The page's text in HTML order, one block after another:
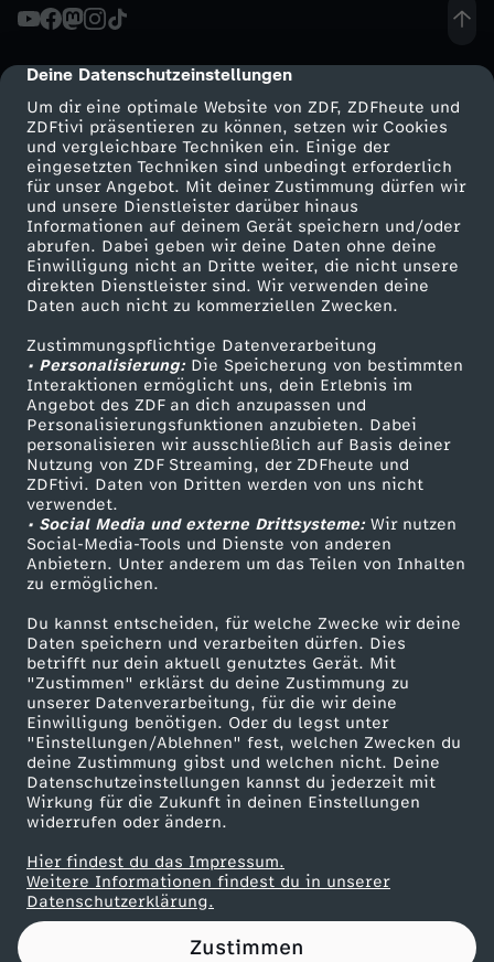
cmp-dialog-description
Deine Datenschutzeinstellungen
Um dir eine optimale Website von ZDF, ZDFheute und
ZDFtivi präsentieren zu können, setzen wir Cookies
und vergleichbare Techniken ein. Einige der
eingesetzten Techniken sind unbedingt erforderlich
für unser Angebot. Mit deiner Zustimmung dürfen wir
und unsere Dienstleister darüber hinaus
Informationen auf deinem Gerät speichern und/oder
abrufen. Dabei geben wir deine Daten ohne deine
Einwilligung nicht an Dritte weiter, die nicht unsere
direkten Dienstleister sind. Wir verwenden deine
Daten auch nicht zu kommerziellen Zwecken.
Zustimmungspflichtige Datenverarbeitung
• Personalisierung:Die Speicherung von bestimmten
Interaktionen ermöglicht uns, dein Erlebnis im
Angebot des ZDF an dich anzupassen und
Personalisierungsfunktionen anzubieten. Dabei
personalisieren wir ausschließlich auf Basis deiner
Nutzung von ZDF Streaming, der ZDFheute und
ZDFtivi. Daten von Dritten werden von uns nicht
verwendet.
• Social Media und externe Drittsysteme:Wir nutzen
Social-Media-Tools und Dienste von anderen
Anbietern. Unter anderem um das Teilen von Inhalten
zu ermöglichen.
Du kannst entscheiden, für welche Zwecke wir deine
Daten speichern und verarbeiten dürfen. Dies
betrifft nur dein aktuell genutztes Gerät. Mit
"Zustimmen" erklärst du deine Zustimmung zu
unserer Datenverarbeitung, für die wir deine
Einwilligung benötigen. Oder du legst unter
"Einstellungen/Ablehnen" fest, welchen Zwecken du
deine Zustimmung gibst und welchen nicht. Deine
Datenschutzeinstellungen kannst du jederzeit mit
Wirkung für die Zukunft in deinen Einstellungen
widerrufen oder ändern.
Hier findest du das Impressum.
Weitere Informationen findest du in unserer
Datenschutzerklärung.
Zustimmen
M
i
t
S
c
h
ö
n
h
e
i
t
z
u
m
E
r
f
Mehr ZDF
ZDF-Apps
Smart TV
ZDFtext
Livestreams
Sendungen A-Z
TV-Programm
Service
ZDFmitreden
Kontakt zum ZDF
Tickets
Zuschauerservice
Hilfe
ZDF Unternehmen
Karriere
ZDF goes Schule
Werbefernsehen
Mainzelmännchen
Partner